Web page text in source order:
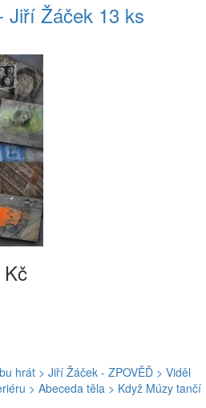
Jiří Žáček 13 ks
hrát > Jiří Žáček - ZPOVĚĎ > Viděl
> Abeceda těla > Když Múzy tančí